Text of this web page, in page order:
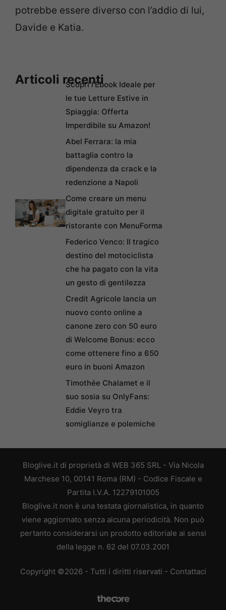
potrebbe essere diverso con l’addio di lui,
Davide e Katia.
Articoli recentiScopri l’Ebook Ideale per
le tue Letture Estive in
Spiaggia: Offerta
Imperdibile su Amazon!
Abel Ferrara: la mia
battaglia contro la
dipendenza da crack e la
redenzione a Napoli
Come creare un menu
digitale gratuito per il
ristorante con MenuForma
Federico Venco: Il tragico
destino del motociclista
che ha pagato con la vita
un gesto di gentilezza
Credit Agricole lancia un
nuovo conto online a
canone zero con 50 euro
di Welcome Bonus: ecco
come ottenere fino a 650
euro in buoni Amazon
Timothée Chalamet e il
suo sosia su OnlyFans:
Eddie Veyro tra
somiglianze e polemiche
Bloglive.it di proprietà di WEB 365 SRL - Via Nicola
Marchese 10, 00141 Roma (RM) - Codice Fiscale e
Partita I.V.A. 12279101005
Bloglive.it non è una testata giornalistica, in quanto
viene aggiornato senza alcuna periodicità. Non può
pertanto considerarsi un prodotto editoriale ai sensi
della legge n. 62 del 07.03.2001
Copyright ©2026 - Tutti i diritti riservati - Contattaci